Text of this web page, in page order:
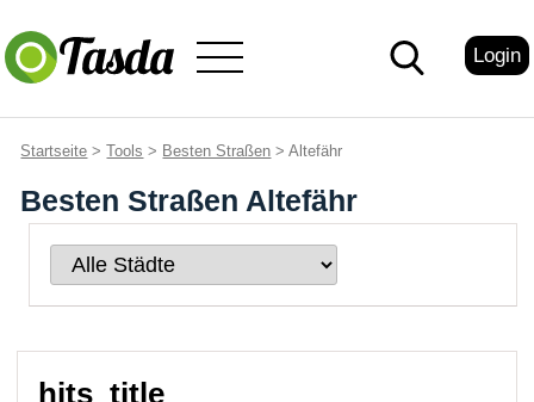
Login
Startseite >Tools > Besten Straßen > Altefähr
Besten Straßen Altefähr
hits_title